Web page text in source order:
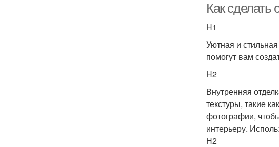
Как
H1
Уютная и
помогут вам
H2
Внутренняя
текстуры, такие
фотографии,
интерьеру.
H2